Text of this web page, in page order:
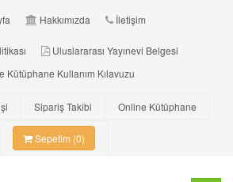
Hakkımızda İletişim
Uluslararası Yayınevi Belgesi
Kütüphane Kullanım Kılavuzu
Sipariş Takibi Online Kütüphane
Sepetim (0)